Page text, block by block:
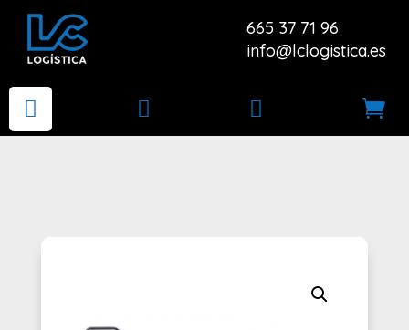
665 37 71 96
info@lclogistica.es
   